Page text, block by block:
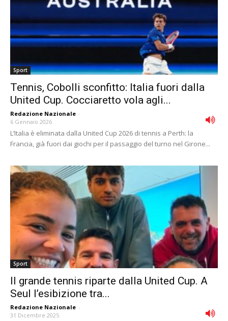
Sport
Tennis, Cobolli sconfitto: Italia fuori dalla
United Cup. Cocciaretto vola agli...
Redazione Nazionale -
6 Gennaio 2026
L’Italia è eliminata dalla United Cup 2026 di tennis a Perth: la
Francia, già fuori dai giochi per il passaggio del turno nel Girone...
Sport
Il grande tennis riparte dalla United Cup. A
Seul l’esibizione tra...
Redazione Nazionale -
31 Dicembre 2025